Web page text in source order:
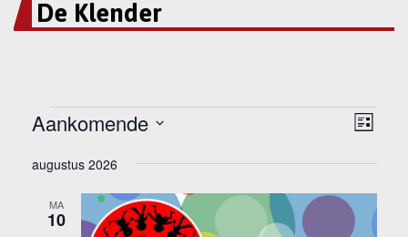
De Klender